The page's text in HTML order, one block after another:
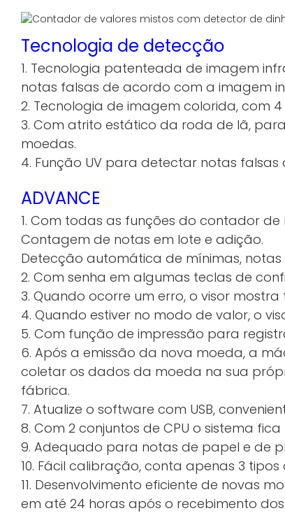
Tecnologia de detecção
1. Tecnologia patenteada de imagem
notas falsas de acordo com a imagem
2. Tecnologia de imagem colorida, com
3. Com atrito estático da roda de lã,
moedas.
4. Função UV para detectar notas falsas
ADVANCE
1. Com todas as funções do contador
Contagem de notas em lote e adição.
Detecção automática de mínimas,
2. Com senha em algumas teclas de
3. Quando ocorre um erro, o visor
4. Quando estiver no modo de valor, o
5. Com função de impressão para
6. Após a emissão da nova moeda, a
coletar os dados da moeda na sua
fábrica.
7. Atualize o software com USB,
8. Com 2 conjuntos de CPU o sistema
9. Adequado para notas de papel e de
10. Fácil calibração, conta apenas 3
11. Desenvolvimento eficiente de novas
em até 24 horas após o recebimento